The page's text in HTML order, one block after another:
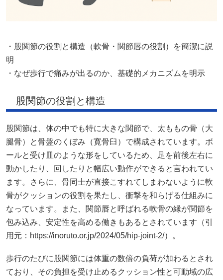
・股関節の役割と構造（軟骨・関節唇の役割）を簡潔に説
明
・なぜ歩行で痛みが出るのか、基礎的メカニズムを明示
股関節の役割と構造
股関節は、体の中でも特に大きな関節で、太ももの骨（大
腿骨）と骨盤のくぼみ（寛骨臼）で構成されています。ボ
ールと受け皿のような形をしているため、足を前後左右に
動かしたり、回したりと幅広い動作ができると言われてい
ます。さらに、骨同士が直接こすれてしまわないように軟
骨がクッションの役割を果たし、衝撃を和らげる仕組みに
なっています。また、関節唇と呼ばれる軟骨の縁が関節を
包み込み、安定性を高める働きもあるとされています（引
用元：https://inoruto.or.jp/2024/05/hip-joint-2/）。
歩行のたびに股関節には体重の数倍の負荷が加わるとされ
ており、その負担を受け止めるクッション性と可動域の広